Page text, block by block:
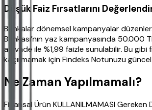
Düşük Faiz Fırsatlarını
Bankalar dönemsel kampanyalar
Bankası’nın yaz kampanyasında 50.000
ay vade ile %1,99 faizle sunulabilir. Bu gibi
kaçırmamak için Findeks Notunuzu
Ne Zaman Yapılmamalı?
Finansal Ürün KULLANILMAMASI Gereken